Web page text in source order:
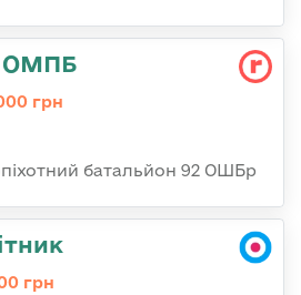
ОМПБ
грн
батальйон 92 ОШБр
грн